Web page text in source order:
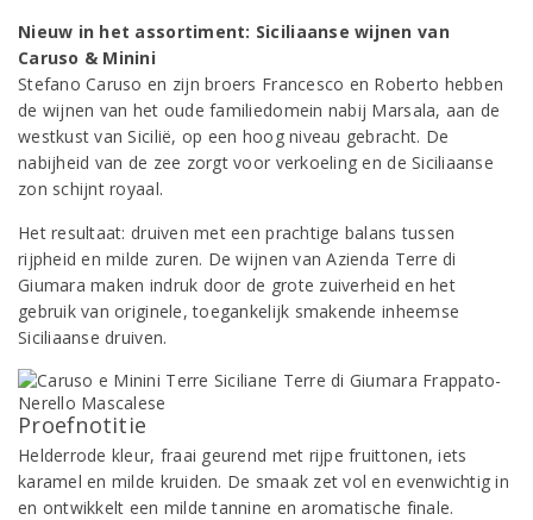
Nieuw in het assortiment: Siciliaanse wijnen van
Caruso & Minini
Stefano Caruso en zijn broers Francesco en Roberto hebben
de wijnen van het oude familiedomein nabij Marsala, aan de
westkust van Sicilië, op een hoog niveau gebracht. De
nabijheid van de zee zorgt voor verkoeling en de Siciliaanse
zon schijnt royaal.
Het resultaat: druiven met een prachtige balans tussen
rijpheid en milde zuren. De wijnen van Azienda Terre di
Giumara maken indruk door de grote zuiverheid en het
gebruik van originele, toegankelijk smakende inheemse
Siciliaanse druiven.
Proefnotitie
Helderrode kleur, fraai geurend met rijpe fruittonen, iets
karamel en milde kruiden. De smaak zet vol en evenwichtig in
en ontwikkelt een milde tannine en aromatische finale.